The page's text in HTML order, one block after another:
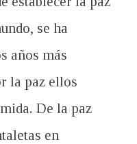
se ha
años más
la paz ellos
De la paz
en